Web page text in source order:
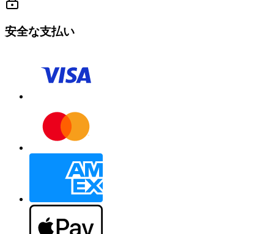
安全な支払い